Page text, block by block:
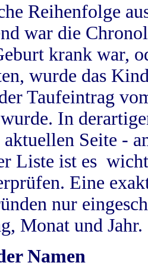
Reihenfolge
war die
krank war,
wurde das
Taufeintrag
In
Seite -
Liste ist es
Eine
nur
Monat und Jahr.
Namen